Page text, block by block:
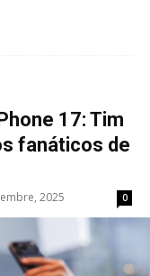
17: Tim
fanáticos de
2025 0